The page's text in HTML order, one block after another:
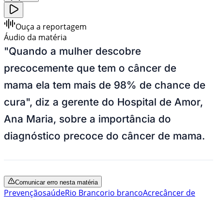
Ouça a reportagem
Áudio da matéria
"Quando a mulher descobre
precocemente que tem o câncer de
mama ela tem mais de 98% de chance de
cura", diz a gerente do Hospital de Amor,
Ana Maria, sobre a importância do
diagnóstico precoce do câncer de mama.
Comunicar erro nesta matéria
PrevençãosaúdeRio Brancorio brancoAcrecâncer de